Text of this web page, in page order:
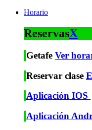
Horario
ReservasX
Getafe Ver
Reservar clase
Aplicación IOS
Aplicación